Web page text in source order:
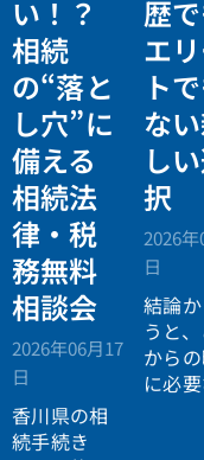
い！？
相続
の“落と
し穴”に
備える
相続法
律・税
務無料
相談会
2026年06月17
日
香川県の相
続手続き
歴
エ
ト
な
し
択
2026
日
結論
うと
から
に必